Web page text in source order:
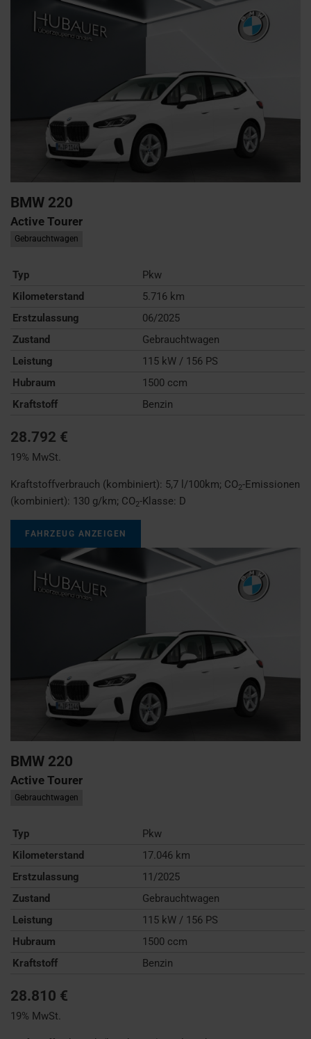
BMW 220
Active Tourer
Gebrauchtwagen
Typ
Pkw
Kilometerstand
5.716 km
Erstzulassung
06/2025
Zustand
Gebrauchtwagen
Leistung
115 kW / 156 PS
Hubraum
1500 ccm
Kraftstoff
Benzin
28.792 €
19% MwSt.
Kraftstoffverbrauch (kombiniert): 5,7 l/100km; CO2-Emissionen
(kombiniert): 130 g/km; CO2-Klasse: D
FAHRZEUG ANZEIGEN
BMW 220
Active Tourer
Gebrauchtwagen
Typ
Pkw
Kilometerstand
17.046 km
Erstzulassung
11/2025
Zustand
Gebrauchtwagen
Leistung
115 kW / 156 PS
Hubraum
1500 ccm
Kraftstoff
Benzin
28.810 €
19% MwSt.